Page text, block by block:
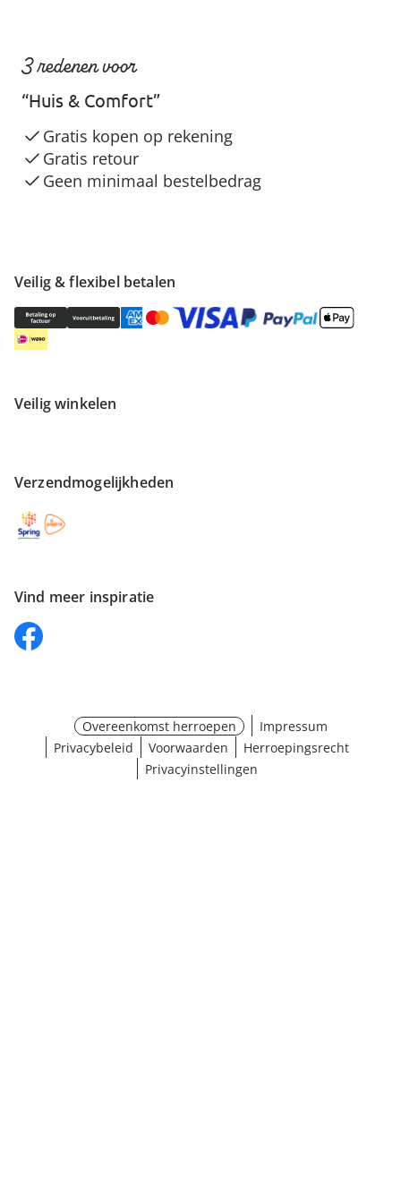
Veilig & flexibel betalen
Veilig winkelen
Verzendmogelijkheden
Vind meer inspiratie
3 redenen voor
“Huis & Comfort”
Gratis kopen op rekening
Gratis retour
Geen minimaal bestelbedrag
Overeenkomst herroepen
Impressum
Privacybeleid
Voorwaarden
Herroepingsrecht
Privacyinstellingen